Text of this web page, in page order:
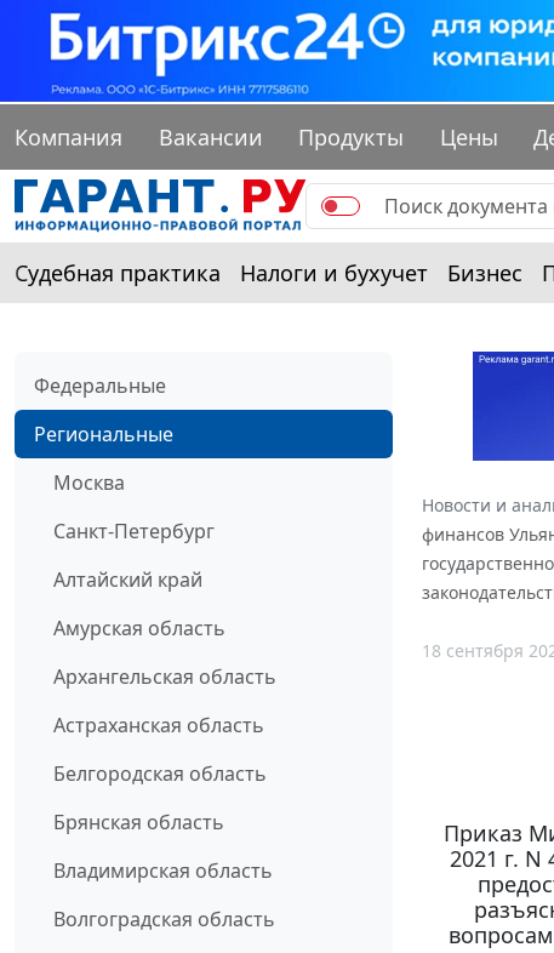
Компания Вакансии Продукты Цены
Судебная практика Налоги и бухучет Бизнес
Федеральные
Региональные
Москва
Санкт-Петербург
Алтайский край
Амурская область
Архангельская область
Астраханская область
Белгородская область
Брянская область
Владимирская область
Волгоградская область
Новости и
финансов
18 сентября
Приказ
2021 г.